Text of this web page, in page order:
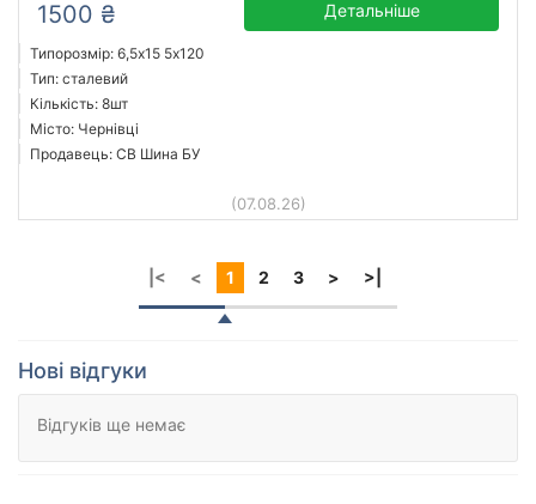
1500 ₴ Детальніше
Типорозмір: 6,5x15 5х120
Тип: сталевий
Кількість: 8шт
Місто: Чернівці
Продавець: СВ Шина БУ
(07.08.26)
|< < 1 2 3 > >|
Нові відгуки
Відгуків ще немає